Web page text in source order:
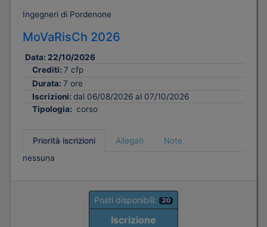
Ingegneri di Pordenone
MoVaRisCh 2026
Data: 22/10/2026
Crediti: 7 cfp
Durata: 7 ore
Iscrizioni: dal 06/08/2026 al 07/10/2026
Tipologia: corso
Priorità iscrizioni Allegati
Note
nessuna
Posti disponibili: 20
Iscrizione